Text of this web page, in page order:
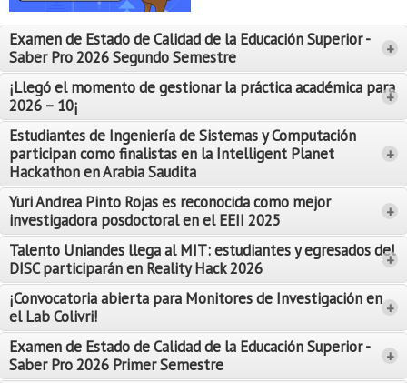
Examen de Estado de Calidad de la Educación Superior -
Saber Pro 2026 Segundo Semestre
+
Leer Más
¡Llegó el momento de gestionar la práctica académica para
2026 – 10¡
+
Leer Más
Estudiantes de Ingeniería de Sistemas y Computación
participan como finalistas en la Intelligent Planet
Hackathon en Arabia Saudita
+
Yuri Andrea Pinto Rojas es reconocida como mejor
investigadora posdoctoral en el EEII 2025
+
Talento Uniandes llega al MIT: estudiantes y egresados del
DISC participarán en Reality Hack 2026
+
¡Convocatoria abierta para Monitores de Investigación en
el Lab Colivri!
+
Examen de Estado de Calidad de la Educación Superior -
Saber Pro 2026 Primer Semestre
+
Proyecto de grado
Reingreso
Reintegro
Retiro voluntario
Transferencia
Tarifas
Grado